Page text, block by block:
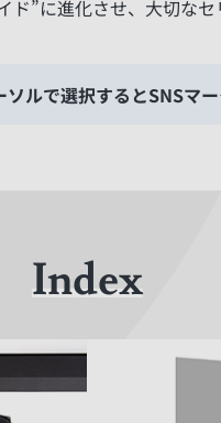
”に進化させ、大切な
ルで選択するとSNSマ
Index